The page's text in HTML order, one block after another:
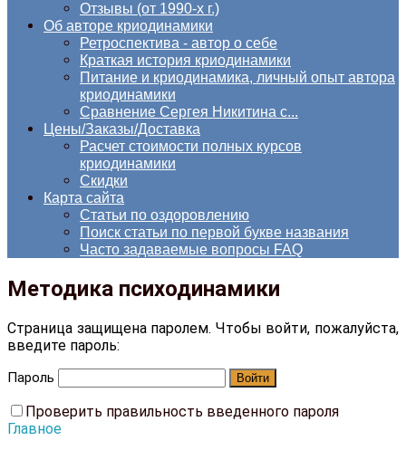
Отзывы (от 1990-х г.)
Об авторе криодинамики
Ретроспектива - автор о себе
Краткая история криодинамики
Питание и криодинамика, личный опыт автора
криодинамики
Сравнение Сергея Никитина с...
Цены/Заказы/Доставка
Расчет стоимости полных курсов
криодинамики
Скидки
Карта сайта
Статьи по оздоровлению
Поиск статьи по первой букве названия
Часто задаваемые вопросы FAQ
Методика психодинамики
Страница защищена паролем. Чтобы войти, пожалуйста,
введите пароль:
Пароль
Проверить правильность введенного пароля
Главное